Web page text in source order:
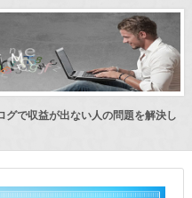
グで収益が出ない人の問題を解決し